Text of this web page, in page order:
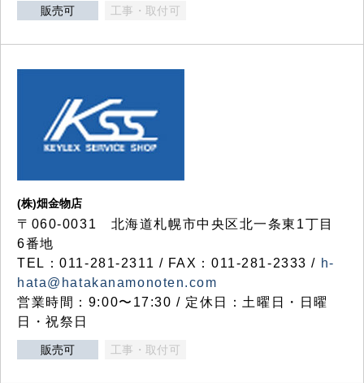
販売可 工事・取付可
(株)畑金物店
〒060-0031 北海道札幌市中央区北一条東1丁目
6番地
TEL：011-281-2311 / FAX：011-281-2333 / h-
hata@hatakanamonoten.com
営業時間：9:00〜17:30 / 定休日：土曜日・日曜
日・祝祭日
販売可 工事・取付可